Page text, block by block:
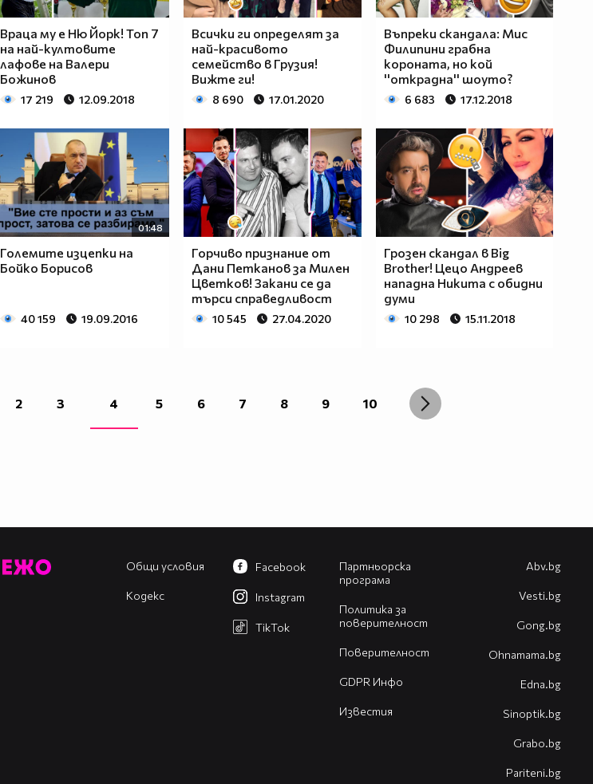
Враца му е Ню Йорк! Топ 7
на най-култовите
лафове на Валери
Божинов
17 219 12.09.2018
Всички ги определят за
най-красивото
семейство в Грузия!
Вижте ги!
8 690 17.01.2020
Въпреки скандала: Мис
Филипини грабна
короната, но кой
''открадна'' шоуто?
6 683 17.12.2018
01:48
Големите изцепки на
Бойко Борисов
40 159 19.09.2016
Горчиво признание от
Дани Петканов за Милен
Цветков! Закани се да
търси справедливост
10 545 27.04.2020
Грозен скандал в Big
Brother! Цецо Андреев
нападна Никита с обидни
думи
10 298 15.11.2018
2 3 4 5 6 7 8 9 10
Общи условия
Кодекс
Партньорска
програма
Политика за
поверителност
Поверителност
GDPR Инфо
Известия
Facebook
Instagram
TikTok
Abv.bg
Vesti.bg
Gong.bg
Оhnamama.bg
Edna.bg
Sinoptik.bg
Grabo.bg
Pariteni.bg